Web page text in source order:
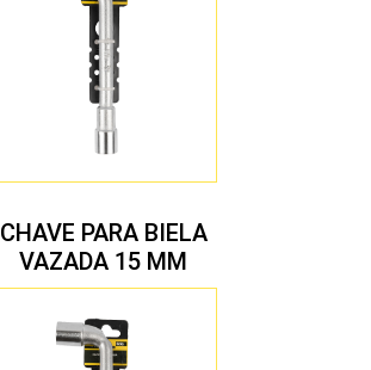
CHAVE PARA BIELA
VAZADA 15 MM